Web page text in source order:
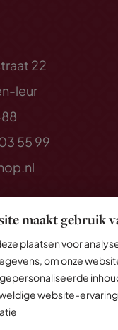
maakt gebruik
plaatsen voor
om onze
website-
22
leur
55 99